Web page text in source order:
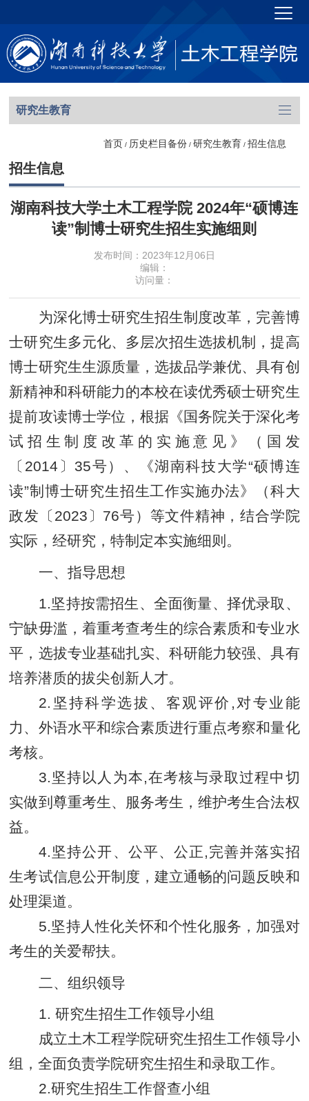
研究生教育
首页 / 历史栏目备份/ 研究生教育 / 招生信息
招生信息
湖南科技大学土木工程学院 2024年“硕博连
读”制博士研究生招生实施细则
发布时间：2023年12月06日
编辑：
访问量：
为深化博士研究生招生制度改革，完善博
士研究生多元化、多层次招生选拔机制，提高
博士研究生生源质量，选拔品学兼优、具有创
新精神和科研能力的本校在读优秀硕士研究生
提前攻读博士学位，根据《国务院关于深化考
试招生制度改革的实施意见》（国发
〔2014〕35号）、《湖南科技大学“硕博连
读”制博士研究生招生工作实施办法》（科大
政发 〔2023〕76号）等文件精神，结合学院
实际，经研究，特制定本实施细则。
一、指导思想
1.坚持按需招生、全面衡量、择优录取、
宁缺毋滥，着重考查考生的综合素质和专业水
平， 选拔专业基础扎实、科研能力较强、具有
培养潜质的拔尖创新人才。
2.坚持科学选拔、客观评价,对专业能
力、外语水平和综合素质进行重点考察和量化
考核。
3.坚持以人为本,在考核与录取过程中切
实做到尊重考生、服务考生，维护考生合法权
益。
4.坚持公开、公平、公正,完善并落实招
生考试信息公开制度，建立通畅的问题反映和
处理渠道。
5.坚持人性化关怀和个性化服务，加强对
考生的关爱帮扶。
二、组织领导
1. 研究生招生工作领导小组
成立土木工程学院研究生招生工作领导小
组，全面负责学院研究生招生和录取工作。
2.研究生招生工作督查小组